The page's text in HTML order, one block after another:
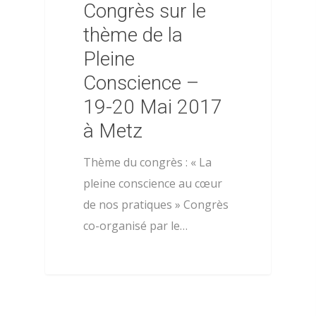
Congrès sur le
thème de la
Pleine
Conscience –
19-20 Mai 2017
à Metz
Thème du congrès : « La
pleine conscience au cœur
de nos pratiques » Congrès
co-organisé par le…